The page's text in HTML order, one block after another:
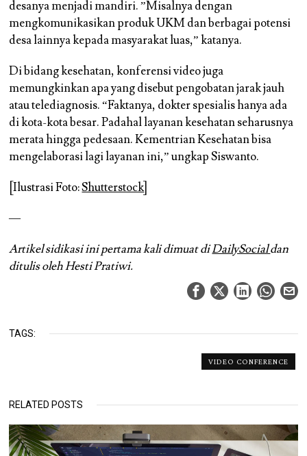
desanya menjadi mandiri. ”Misalnya dengan
mengkomunikasikan produk UKM dan berbagai potensi
desa lainnya kepada masyarakat luas,” katanya.
Di bidang kesehatan, konferensi video juga
memungkinkan apa yang disebut pengobatan jarak jauh
atau telediagnosis. “Faktanya, dokter spesialis hanya ada
di kota-kota besar. Padahal layanan kesehatan seharusnya
merata hingga pedesaan. Kementrian Kesehatan bisa
mengelaborasi lagi layanan ini,” ungkap Siswanto.
[Ilustrasi Foto:Shutterstock]
—
Artikel sidikasi ini pertama kali dimuat diDailySocialdan
ditulis oleh Hesti Pratiwi.
TAGS:
VIDEO CONFERENCE
RELATED POSTS